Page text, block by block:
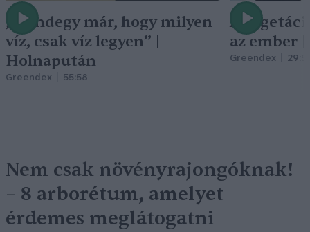
„Mindegy már, hogy milyen
víz, csak víz legyen” |
Holnapután
Greendex 55:58
A
az ember
Greendex
Nem csak növényrajongóknak!
– 8 arborétum, amelyet
érdemes meglátogatni